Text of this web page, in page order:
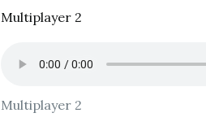
Multiplayer 2
Multiplayer 2